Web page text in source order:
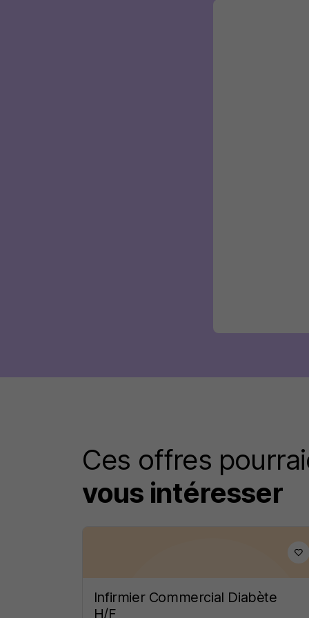
Ces offres
vous intéresser
Infirmier Commercial Diabète
H/F